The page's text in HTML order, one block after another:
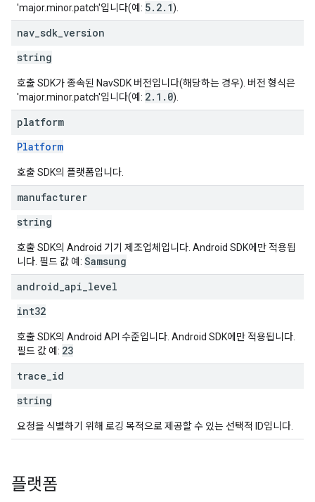
'major.minor.patch'입니다(예: 5.2.1).
nav sdk version
string
호출 SDK가 종속된 NavSDK 버전입니다(해당하는 경우). 버전 형식은
'major.minor.patch'입니다(예: 2.1.0).
platform
Platform
호출 SDK의 플랫폼입니다.
manufacturer
string
호출 SDK의 Android 기기 제조업체입니다. Android SDK에만 적용됩
니다. 필드 값 예: Samsung
android api level
int32
호출 SDK의 Android API 수준입니다. Android SDK에만 적용됩니다.
필드 값 예: 23
trace id
string
요청을 식별하기 위해 로깅 목적으로 제공할 수 있는 선택적 ID입니다.
플랫폼